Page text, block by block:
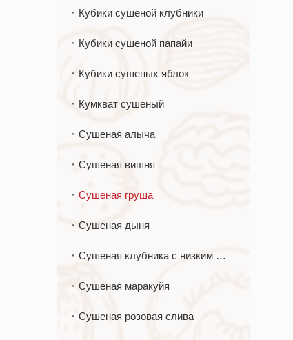
Кубики сушеной клубники
Кубики сушеной папайи
Кубики сушеных яблок
Кумкват сушеный
Сушеная алыча
Сушеная вишня
Сушеная груша
Сушеная дыня
Сушеная клубника с низким содержанием сахара
Сушеная маракуйя
Сушеная розовая слива